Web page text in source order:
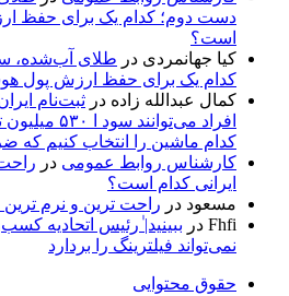
دست دوم؛ کدام یک برای حفظ
است؟
کیا جهانمردی در طلای آب‌شده،
کدام یک برای حفظ ارزش پول
کمال عبدالله زاده در
افراد
کدام ماشین را انتخاب کنیم که
کارشناس روابط عمومی در
ایرانی کدام است؟
مسعود در راحت ترین و نرم
Fhfi در ببینید| ٰرئیس اتحادیه
نمی‌تواند فیلترینگ را بردارد
حقوق محتوایی